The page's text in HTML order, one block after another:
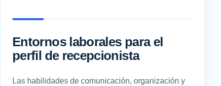
Entornos laborales para el
perfil de recepcionista
Las habilidades de comunicación, organización y